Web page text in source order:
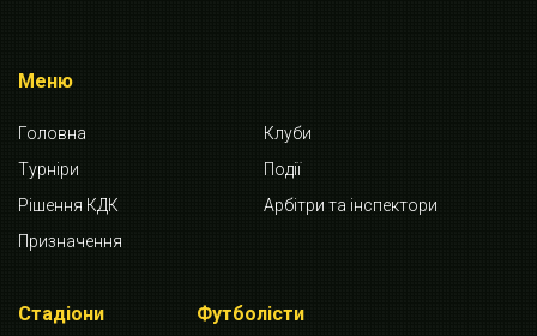
Меню
Головна
Клуби
Турніри
Події
Рішення КДК
Арбітри та інспектори
Призначення
Стадіони Футболісти